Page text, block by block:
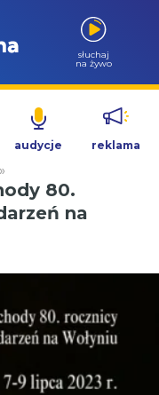
słuchaj
na żywo
audycje reklama
»
80.
na